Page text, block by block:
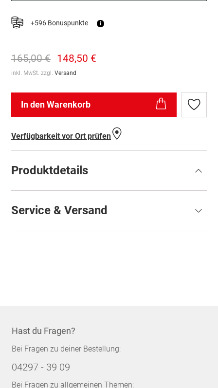
+596 Bonuspunkte i
165,00 € 148,50 €
inkl. MwSt. zzgl. Versand
In den Warenkorb
Zur
Verfügbarkeit vor Ort prüfen
Produktdetails
Service & Versand
Hast du Fragen?
Bei Fragen zu deiner Bestellung:
04297 - 39 09
Bei Fragen zu allgemeinen Themen: